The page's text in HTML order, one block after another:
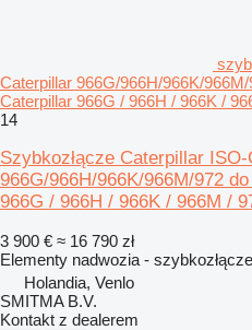
Caterpillar 966G/966H/966K/966M/
Caterpillar 966G / 966H / 966K /
14
Szybkozłącze Caterpillar
966G/966H/966K/966M/972
966G / 966H / 966K / 966M /
3 900 € ≈ 16 790 zł
Elementy nadwozia - szybkozłącze
Holandia, Venlo
SMITMA B.V.
Kontakt z dealerem